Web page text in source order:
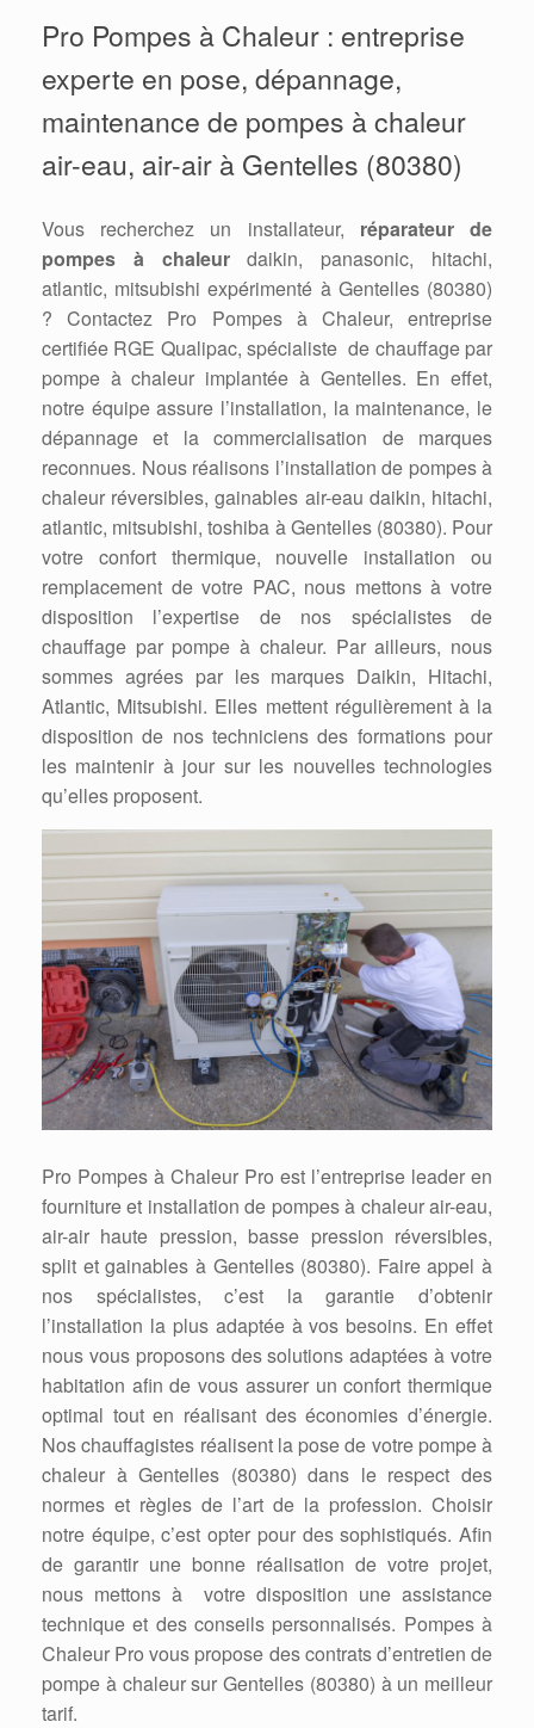
Pro Pompes à Chaleur : entreprise
experte en pose, dépannage,
maintenance de pompes à chaleur
air-eau, air-air à Gentelles (80380)
Vous recherchez un installateur, réparateur de
pompes à chaleurdaikin, panasonic, hitachi,
atlantic, mitsubishi expérimenté à Gentelles (80380)
? Contactez Pro Pompes à Chaleur, entreprise
certifiée RGE Qualipac, spécialiste de chauffage par
pompe à chaleur implantée à Gentelles. En effet,
notre équipe assure l’installation, la maintenance, le
dépannage et la commercialisation de marques
reconnues. Nous réalisons l’installation de pompes à
chaleur réversibles, gainables air-eau daikin, hitachi,
atlantic, mitsubishi, toshiba à Gentelles (80380). Pour
votre confort thermique, nouvelle installation ou
remplacement de votre PAC, nous mettons à votre
disposition l’expertise de nos spécialistes de
chauffage par pompe à chaleur. Par ailleurs, nous
sommes agrées par les marques Daikin, Hitachi,
Atlantic, Mitsubishi. Elles mettent régulièrement à la
disposition de nos techniciens des formations pour
les maintenir à jour sur les nouvelles technologies
qu’elles proposent.
Pro Pompes à Chaleur Pro est l’entreprise leader en
fourniture et installation de pompes à chaleur air-eau,
air-air haute pression, basse pression réversibles,
split et gainables à Gentelles (80380). Faire appel à
nos spécialistes, c’est la garantie d’obtenir
l’installation la plus adaptée à vos besoins. En effet
nous vous proposons des solutions adaptées à votre
habitation afin de vous assurer un confort thermique
optimal tout en réalisant des économies d’énergie.
Nos chauffagistes réalisent la pose de votre pompe à
chaleur à Gentelles (80380) dans le respect des
normes et règles de l’art de la profession. Choisir
notre équipe, c’est opter pour des sophistiqués. Afin
de garantir une bonne réalisation de votre projet,
nous mettons à votre disposition une assistance
technique et des conseils personnalisés. Pompes à
Chaleur Pro vous propose des contrats d’entretien de
pompe à chaleur sur Gentelles (80380) à un meilleur
tarif.